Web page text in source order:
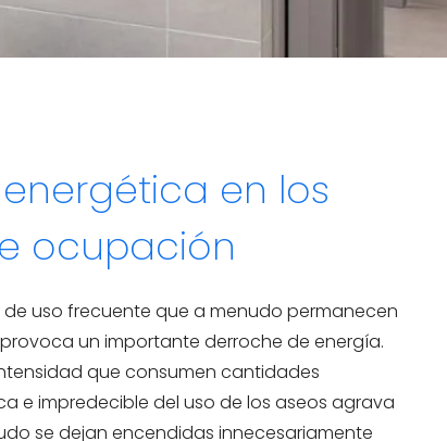
en los
ocupación
uso frecuente que a menudo permanecen
un importante derroche de energía.
que consumen cantidades
e impredecible del uso de los aseos agrava
se dejan encendidas innecesariamente